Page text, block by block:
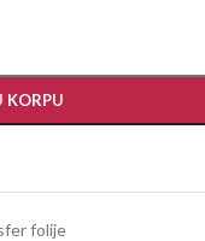
KORPU
folije